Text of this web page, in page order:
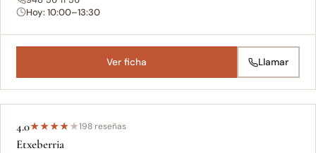
Hoy: 10:00–13:30
Ver ficha Llamar
4.0★★★★★198 reseñas
Etxeberria